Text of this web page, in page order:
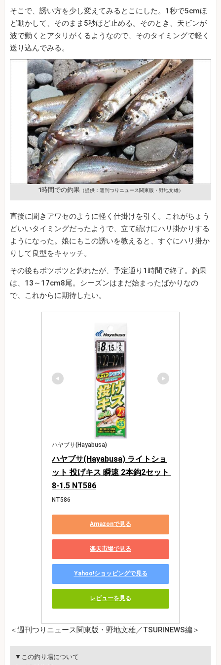
そこで、誘い方を少し変えてみるとこにした。1秒で5cmほ
ど動かして、そのまま5秒ほど止める。そのとき、天ビンが
波で動くとアタリがくるようなので、そのタイミングで軽く
送り込んでみる。
1時間での釣果（提供：週刊つりニュース関東版・野地文雄）
直後に聞きアワセのように軽く仕掛けを引く。これがちょう
どいいタイミングだったようで、立て続けにハリ掛かりする
ようになった。娘にもこの誘いを教えると、すぐにハリ掛か
りして良型をキャッチ。
その後もポツポツと釣れたが、予定通り1時間で終了。釣果
は、13～17cm8尾。シーズンはまだ始まったばかりなの
で、これからに期待したい。
ハヤブサ(Hayabusa)
ハヤブサ(Hayabusa) ライトショ
ット 投げキス 瞬速 2本鈎2セット
8-1.5 NT586
NT586
Amazonで見る
楽天市場で見る
Yahoo!ショッピングで見る
レビューを見る
＜週刊つりニュース関東版・野地文雄／TSURINEWS編＞
▼この釣り場について